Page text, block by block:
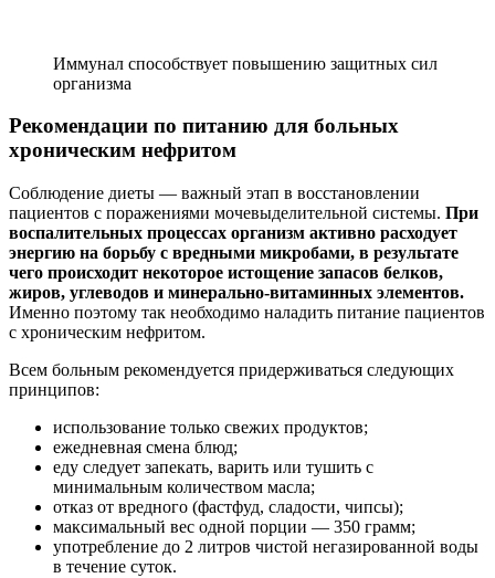
Иммунал способствует повышению защитных сил
организма
Рекомендации по питанию для больных
хроническим нефритом
Соблюдение диеты — важный этап в восстановлении
пациентов с поражениями мочевыделительной системы. При
воспалительных процессах организм активно расходует
энергию на борьбу с вредными микробами, в результате
чего происходит некоторое истощение запасов белков,
жиров, углеводов и минерально-витаминных элементов.
Именно поэтому так необходимо наладить питание пациентов
с хроническим нефритом.
Всем больным рекомендуется придерживаться следующих
принципов:
использование только свежих продуктов;
ежедневная смена блюд;
еду следует запекать, варить или тушить с
минимальным количеством масла;
отказ от вредного (фастфуд, сладости, чипсы);
максимальный вес одной порции — 350 грамм;
употребление до 2 литров чистой негазированной воды
в течение суток.